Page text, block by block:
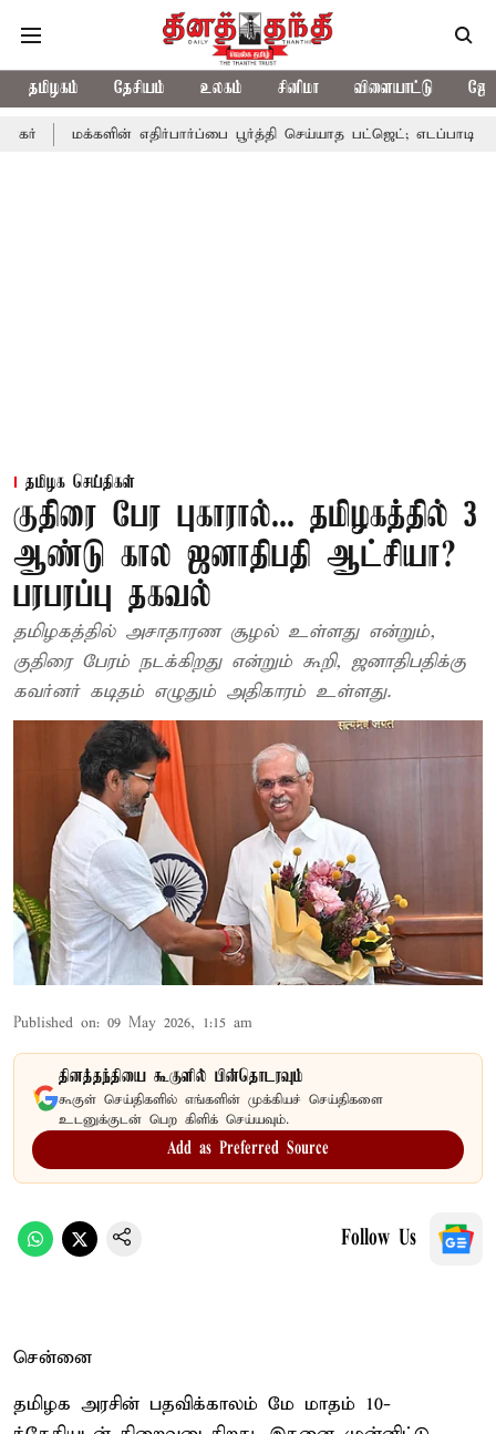
தமிழகம் தேசியம் உலகம் சினிமா விளையாட்டு
எதிர்பார்ப்பை பூர்த்தி செய்யாத பட்ஜெட்; எடப்பாடி பழனிசாமி
தமிழக செய்திகள்
குதிரை பேர புகாரால்... தமிழகத்தில் 3
ஆண்டு கால ஜனாதிபதி ஆட்சியா?
பரபரப்பு தகவல்
தமிழகத்தில் அசாதாரண சூழல் உள்ளது என்றும்,
குதிரை பேரம் நடக்கிறது என்றும் கூறி, ஜனாதிபதிக்கு
கவர்னர் கடிதம் எழுதும் அதிகாரம் உள்ளது.
Published on: 09 May 2026, 1:15 am
தினத்தந்தியை கூகுளில் பின்தொடரவும்
கூகுள் செய்திகளில் எங்களின் முக்கியச் செய்திகளை
உடனுக்குடன் பெற கிளிக் செய்யவும்.
Add as Preferred Source
Follow Us
சென்னை
தமிழக அரசின் பதவிக்காலம் மே மாதம் 10-